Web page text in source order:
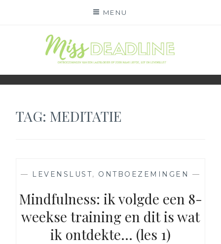
MENU
MISS DEADLINE
ONDERWEG NAAR LIEFDE, LEF EN LEVENSLUST
TAG: MEDITATIE
— LEVENSLUST, ONTBOEZEMINGEN —
Mindfulness: ik volgde een 8-
weekse training en dit is wat
ik ontdekte… (les 1)